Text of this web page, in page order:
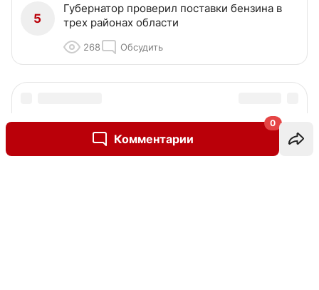
Комментарии
0
5
Губернатор проверил поставки бензина в
трех районах области
268 Обсудить